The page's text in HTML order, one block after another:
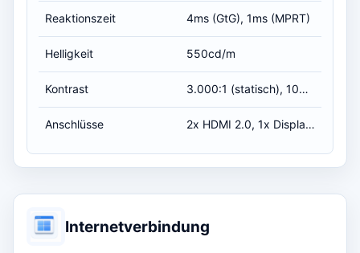
Reaktionszeit 4ms (GtG), 1ms (MPRT)
Helligkeit 550cd/m
Kontrast 3.000:1 (statisch), 100.000.000:1 (dynamisch)
Anschlüsse 2x HDMI 2.0, 1x DisplayPort 1.4, 1x USB-C 3.0 mit DisplayPort 1.2
Internetverbindung